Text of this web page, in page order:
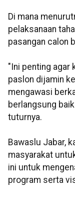
Di mana
pelaksanaan
pasangan calon
"Ini penting agar
paslon dijamin
mengawasi
berlangsung
tuturnya.
Bawaslu Jabar,
masyarakat
ini untuk
program serta